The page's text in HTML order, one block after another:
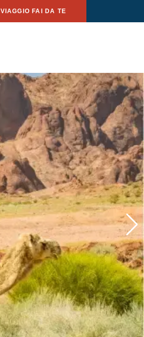
VIAGGIO FAI DA TE